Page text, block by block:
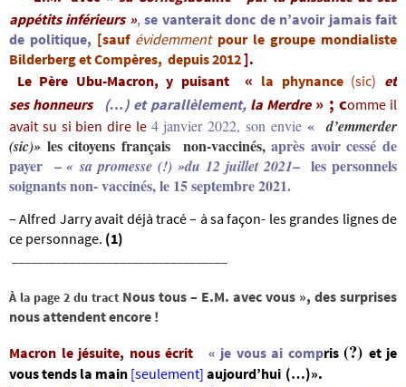
appétits inférieurs », se vanterait donc de n’avoir jamais fait
de politique, [sauf évidemmentpour le groupe mondialiste
Bilderberg et Compères, depuis 2012].
Le Père Ubu-Macron, y puisant « la phynance(sic) et
seshonneurs (…) et parallèlement,la Merdre» ; comme il
avait su si bien dire le 4 janvier 2022, son envie« d’emmerder
(sic)» les citoyens français non-vaccinés,après avoir cessé de
payer –« sa promesse (!) »du 12 juillet 2021– les personnels
soignants non- vaccinés, le 15 septembre 2021.
– Alfred Jarry avait déjà tracé – à sa façon- les grandes lignes de
ce personnage. (1)
À la page 2 du tract Nous tous – E.M. avec vous », des surprises
nous attendent encore !
Macron le jésuite, nous écrit « je vous ai compris (?) etje
vous tends la main [seulement] aujourd’hui (…)».